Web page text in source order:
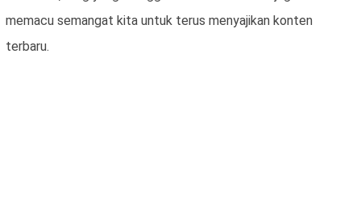
memacu semangat kita untuk terus menyajikan konten
terbaru.